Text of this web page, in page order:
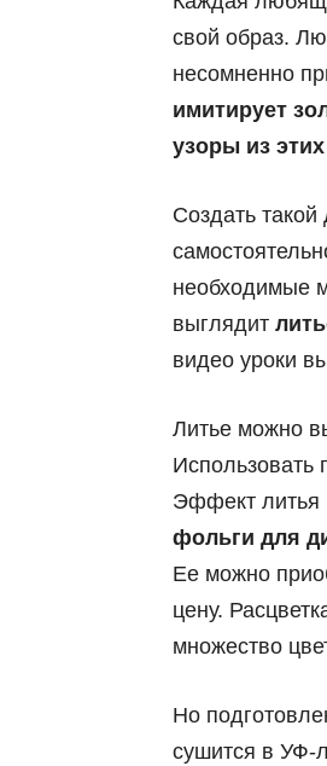
свой образ.
несомненно
имитирует
узоры из
Создать
необходимые
выглядит
видео уроки
Литье можно
Использовать
Эффект литья
фольги для
Ее можно
цену.
множество
Но
сушится в УФ-